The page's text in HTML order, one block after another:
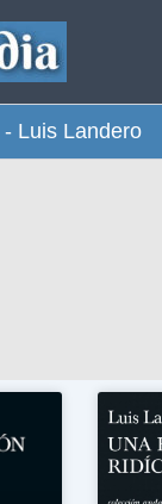
- Luis Landero